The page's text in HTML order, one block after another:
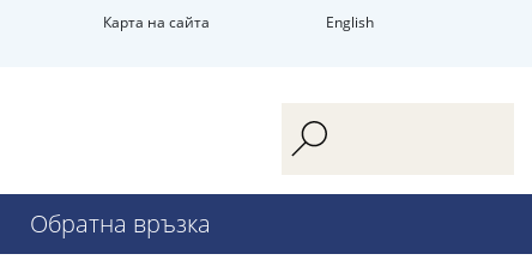
Карта на сайта English
Обратна връзка